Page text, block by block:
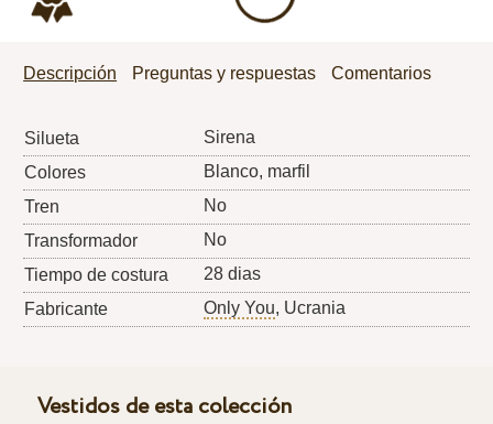
Descripción Preguntas y respuestas Comentarios
Silueta
Sirena
Colores
Blanco, marfil
Tren
No
Transformador
No
Tiempo de costura
28 dias
Fabricante
Only You, Ucrania
Vestidos de esta colección